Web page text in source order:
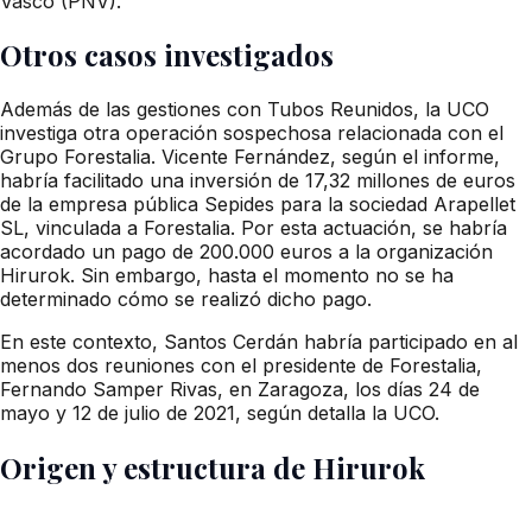
Otros casos investigados
Además de las gestiones con Tubos Reunidos, la UCO
investiga otra operación sospechosa relacionada con el
Grupo Forestalia. Vicente Fernández, según el informe,
habría facilitado una inversión de 17,32 millones de euros
de la empresa pública Sepides para la sociedad Arapellet
SL, vinculada a Forestalia. Por esta actuación, se habría
acordado un pago de 200.000 euros a la organización
Hirurok. Sin embargo, hasta el momento no se ha
determinado cómo se realizó dicho pago.
En este contexto, Santos Cerdán habría participado en al
menos dos reuniones con el presidente de Forestalia,
Fernando Samper Rivas, en Zaragoza, los días 24 de
mayo y 12 de julio de 2021, según detalla la UCO.
Origen y estructura de Hirurok